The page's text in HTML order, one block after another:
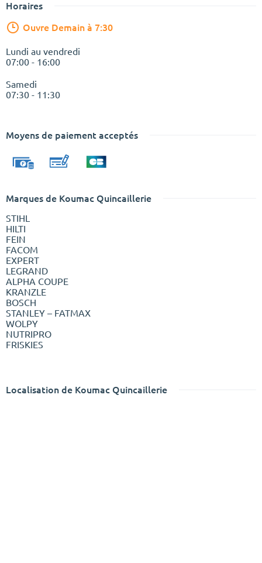
Horaires
Ouvre Demain à 7:30
Lundi au vendredi
07:00 - 16:00
Samedi
07:30 - 11:30
Moyens de paiement acceptés
Marques de Koumac Quincaillerie
STIHL
HILTI
FEIN
FACOM
EXPERT
LEGRAND
ALPHA COUPE
KRANZLE
BOSCH
STANLEY – FATMAX
WOLPY
NUTRIPRO
FRISKIES
Localisation de Koumac Quincaillerie